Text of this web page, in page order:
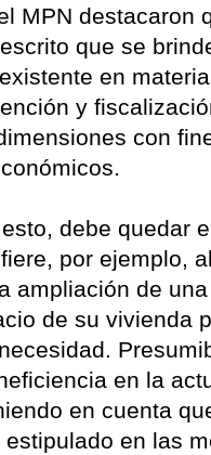
MPN destacaron
que se
en
y
con
debe quedar
por ejemplo,
ampliación de
de su vivienda
en la
en cuenta
en las